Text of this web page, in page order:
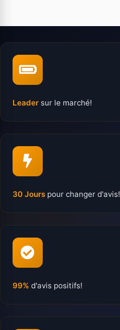
Leader sur le marché!
30 Jours pour changer d'avis!
99% d'avis positifs!